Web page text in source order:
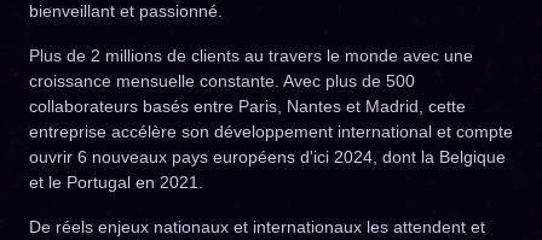
bienveillant et passionné.
Plus de 2 millions de clients au travers le monde avec une
croissance mensuelle constante. Avec plus de 500
collaborateurs basés entre Paris, Nantes et Madrid, cette
entreprise accélère son développement international et compte
ouvrir 6 nouveaux pays européens d'ici 2024, dont la Belgique
et le Portugal en 2021.
De réels enjeux nationaux et internationaux les attendent et